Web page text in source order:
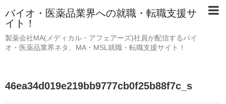
バイオ・医薬品業界への就職・転職支援サ
イト！
製薬会社MA(メディカル・アフェアーズ)社員が配信するバイ
オ・医薬品業界ネタ、MA・MSL就職・転職支援サイト！
46ea34d019e219bb9777cb0f25b88f7c_s